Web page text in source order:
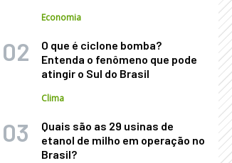
Economia
O que é ciclone bomba?
Entenda o fenômeno que pode
atingir o Sul do Brasil
Clima
Quais são as 29 usinas de
etanol de milho em operação no
Brasil?